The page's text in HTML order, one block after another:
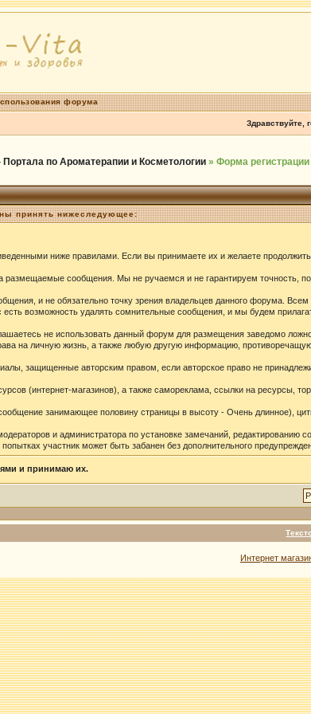
форума
Здравствуйте,
по Ароматерапии и Косметологии » Форма регистрации
принять нижеследующее:
ниже правилами. Если вы принимаете их и желаете
размещаемые сообщения. Мы не ручаемся и не гарантируем точность,
и не обязательно точку зрения владельцев данного форума.
есть возможность удалять сомнительные сообщения, и мы будем
не использовать данный форум для размещения заведомо
на личную жизнь, а также любую другую информацию,
защищенные авторским правом, если авторское право не
(интернет-магазинов), а также самореклама, ссылки на ресурсы,
занимающее половину страницы в высоту - Очень длинное),
и администратора по установке замечаний,
участник может быть забанен без дополнительного
и принимаю их.
Интернет